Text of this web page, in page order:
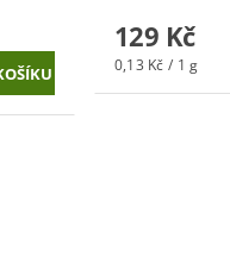
129 Kč
0,13 Kč / 1 g